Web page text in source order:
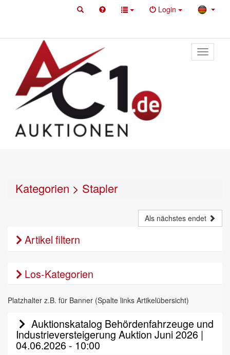
Login
Toggle
primary
Kategorien > Stapler
Als nächstes endet
Artikel filtern
Los-Kategorien
Platzhalter z.B. für Banner (Spalte links Artikelübersicht)
Auktionskatalog Behördenfahrzeuge und
Industrieversteigerung Auktion Juni 2026 |
04.06.2026 - 10:00